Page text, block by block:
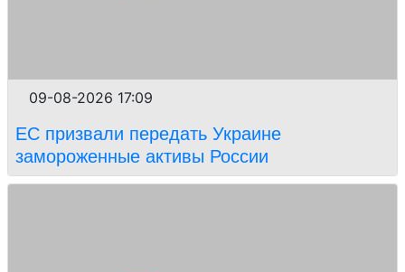
09-08-2026 17:09
ЕС призвали передать Украине
замороженные активы России